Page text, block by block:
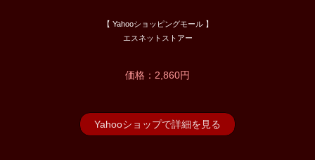
【 Yahooショッピングモール 】
エスネットストアー
価格：2,860円
Yahooショップで詳細を見る